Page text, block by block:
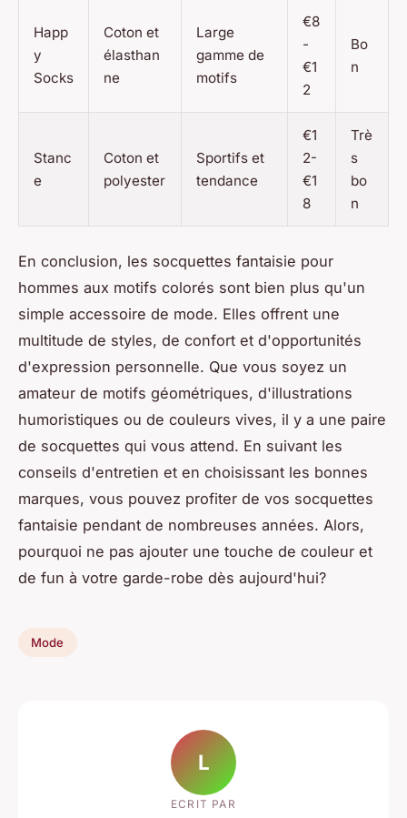
Happ
y
Socks
Coton et
élasthan
ne
Large
gamme de
motifs
€8
-
€1
2
Bo
n
Stanc
e
Coton et
polyester
Sportifs et
tendance
€1
2-
€1
8
Trè
s
bo
n
En conclusion, les socquettes fantaisie pour
hommes aux motifs colorés sont bien plus qu'un
simple accessoire de mode. Elles offrent une
multitude de styles, de confort et d'opportunités
d'expression personnelle. Que vous soyez un
amateur de motifs géométriques, d'illustrations
humoristiques ou de couleurs vives, il y a une paire
de socquettes qui vous attend. En suivant les
conseils d'entretien et en choisissant les bonnes
marques, vous pouvez profiter de vos socquettes
fantaisie pendant de nombreuses années. Alors,
pourquoi ne pas ajouter une touche de couleur et
de fun à votre garde-robe dès aujourd'hui?
Mode
L
ECRIT PAR